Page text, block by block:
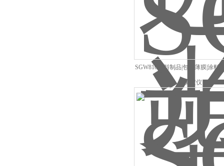
SGW810塑料制品|包装薄膜|涂料|
度测定仪